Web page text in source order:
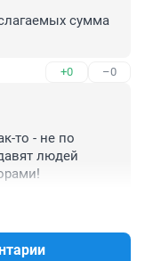
сумма
+0 –0
то - не по
людей